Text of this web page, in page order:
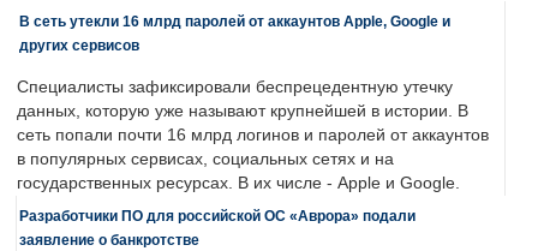
В сеть утекли 16 млрд паролей от аккаунтов Apple, Google и
других сервисов
Специалисты зафиксировали беспрецедентную утечку
данных, которую уже называют крупнейшей в истории. В
сеть попали почти 16 млрд логинов и паролей от аккаунтов
в популярных сервисах, социальных сетях и на
государственных ресурсах. В их числе - Apple и Google.
Разработчики ПО для российской ОС «Аврора» подали
заявление о банкротстве